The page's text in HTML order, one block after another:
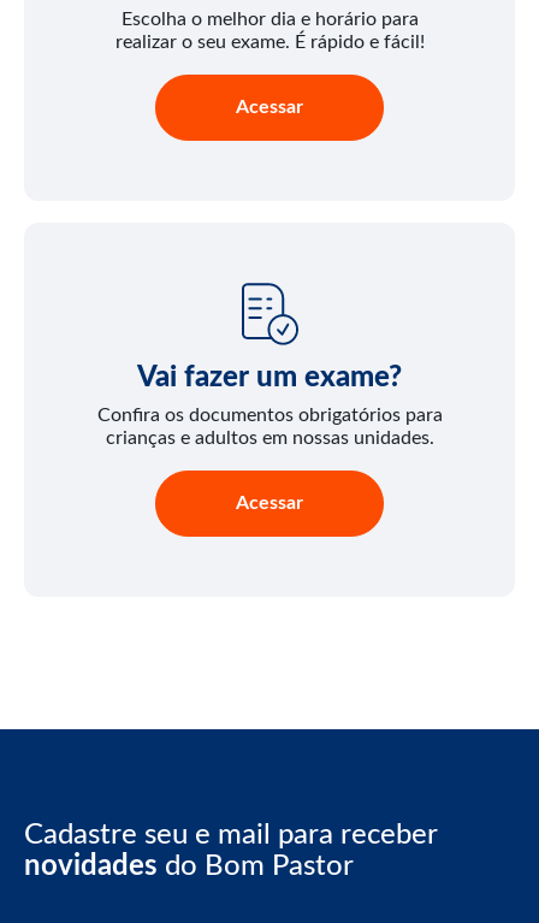
Escolha o melhor dia e horário para
realizar o seu exame. É rápido e fácil!
Acessar
Vai fazer um exame?
Confira os documentos obrigatórios para
crianças e adultos em nossas unidades.
Acessar
Cadastre seu e mail para receber
novidades do Bom Pastor